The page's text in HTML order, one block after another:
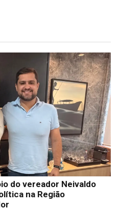
do vereador Neivaldo
na Região